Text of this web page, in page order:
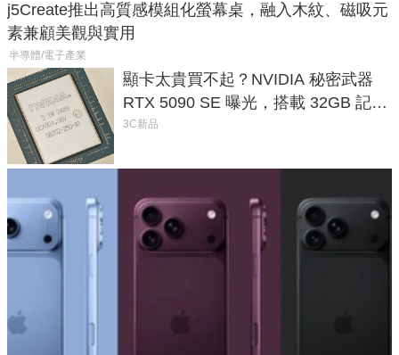
j5Create推出高質感模組化螢幕桌，融入木紋、磁吸元
素兼顧美觀與實用
半導體/電子產業
顯卡太貴買不起？NVIDIA 秘密武器
RTX 5090 SE 曝光，搭載 32GB 記憶
體
3C新品